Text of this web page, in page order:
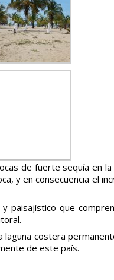
de fuerte sequía en
y en consecuencia el
que
laguna costera
de este país.